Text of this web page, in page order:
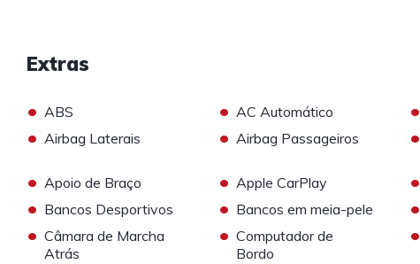
Extras
• ABS • AC Automático •
• Airbag Laterais • Airbag Passageiros •
• Apoio de Braço • Apple CarPlay •
• Bancos Desportivos • Bancos em meia-pele •
• Câmara de Marcha
Atrás
• Computador de
Bordo
•